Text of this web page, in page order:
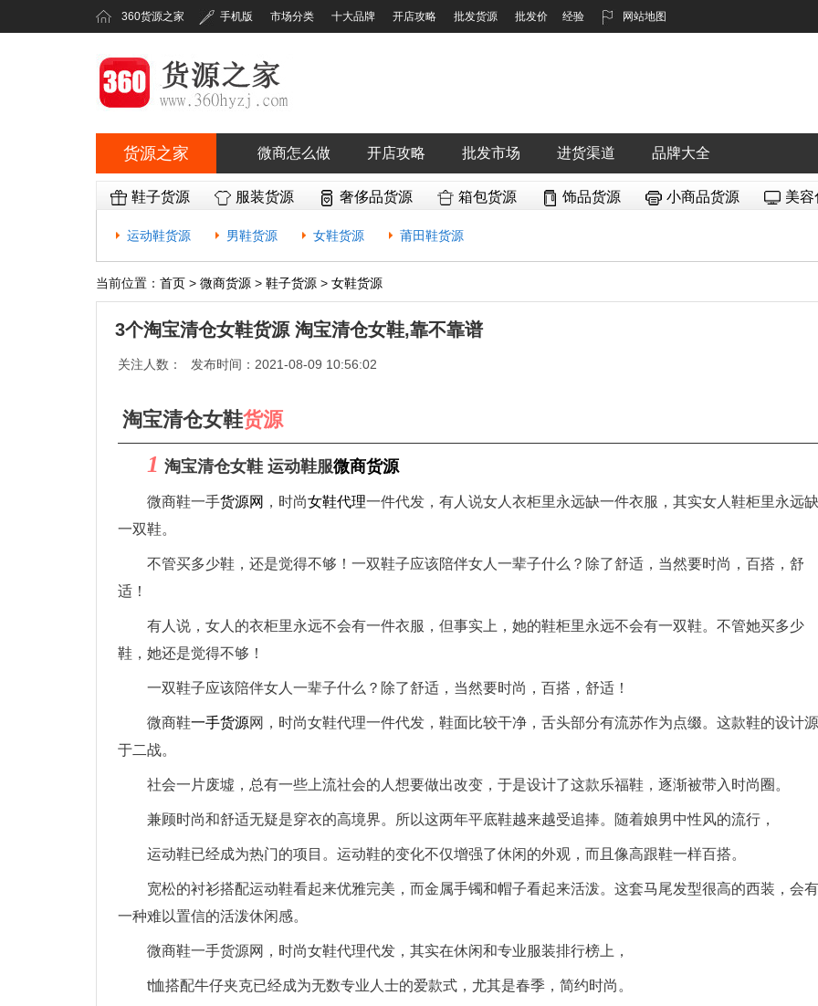
360货源之家 手机版 市场分类 十大品牌 开店攻略 批发货源 批发价 经验 网站地图
360货源之家
货源之家 微商怎么做 开店攻略 批发市场 进货渠道 品牌大全
鞋子货源 服装货源 奢侈品货源 箱包货源 饰品货源 小商品货源 美容
运动鞋货源 男鞋货源 女鞋货源 莆田鞋货源
当前位置： 首页> 微商货源> 鞋子货源> 女鞋货源
3个淘宝清仓女鞋货源 淘宝清仓女鞋,靠不靠谱
关注人数： 发布时间：2021-08-09 10:56:02
淘宝清仓女鞋货源
1 淘宝清仓女鞋 运动鞋服微商货源
微商鞋一手货源网 ，时尚女鞋代理一件代发，有人说女人衣柜里永远缺一件衣服，其实女人鞋柜里永远缺
一双鞋。
不管买多少鞋，还是觉得不够！一双鞋子应该陪伴女人一辈子什么？除了舒适，当然要时尚，百搭，舒
适！
有人说，女人的衣柜里永远不会有一件衣服，但事实上，她的鞋柜里永远不会有一双鞋。不管她买多少
鞋，她还是觉得不够！
一双鞋子应该陪伴女人一辈子什么？除了舒适，当然要时尚，百搭，舒适！
微商鞋一手货源网，时尚女鞋代理一件代发，鞋面比较干净，舌头部分有流苏作为点缀。这款鞋的设计源
于二战。
社会一片废墟，总有一些上流社会的人想要做出改变，于是设计了这款乐福鞋，逐渐被带入时尚圈。
兼顾时尚和舒适无疑是穿衣的高境界。所以这两年平底鞋越来越受追捧。随着娘男中性风的流行，
运动鞋已经成为热门的项目。运动鞋的变化不仅增强了休闲的外观，而且像高跟鞋一样百搭。
宽松的衬衫搭配运动鞋看起来优雅完美，而金属手镯和帽子看起来活泼。这套马尾发型很高的西装，会有
一种难以置信的活泼休闲感。
微商鞋一手货源网，时尚女鞋代理代发，其实在休闲和专业服装排行榜上，
t恤搭配牛仔夹克已经成为无数专业人士的爱款式，尤其是春季，简约时尚。